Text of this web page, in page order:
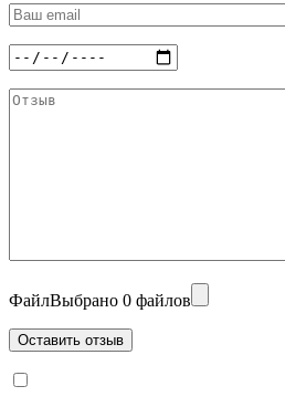
ФайлВыбрано 0 файлов